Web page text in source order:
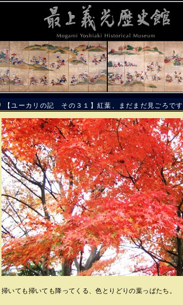
【ユーカリの記 その３１】紅葉、まだまだ見ごろです
掃いても掃いても降ってくる、色とりどりの葉っぱたち。